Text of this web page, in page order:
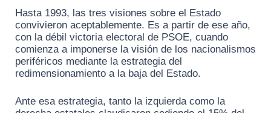
Hasta 1993, las tres visiones sobre el Estado
convivieron aceptablemente. Es a partir de ese año,
con la débil victoria electoral de PSOE, cuando
comienza a imponerse la visión de los nacionalismos
periféricos mediante la estrategia del
redimensionamiento a la baja del Estado.
Ante esa estrategia, tanto la izquierda como la